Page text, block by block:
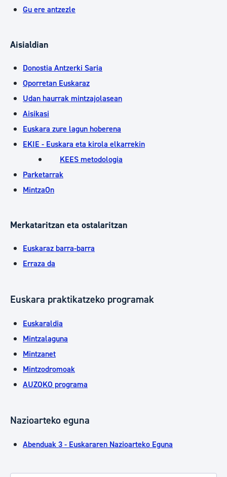
Gu ere antzezle
Aisialdian
Donostia Antzerki Saria
Oporretan Euskaraz
Udan haurrak mintzajolasean
Aisikasi
Euskara zure lagun hoberena
EKIE - Euskara eta kirola elkarrekin
KEES metodologia
Parketarrak
MintzaOn
Merkataritzan eta ostalaritzan
Euskaraz barra-barra
Erraza da
Euskara praktikatzeko programak
Euskaraldia
Mintzalaguna
Mintzanet
Mintzodromoak
AUZOKO programa
Nazioarteko eguna
Abenduak 3 - Euskararen Nazioarteko Eguna